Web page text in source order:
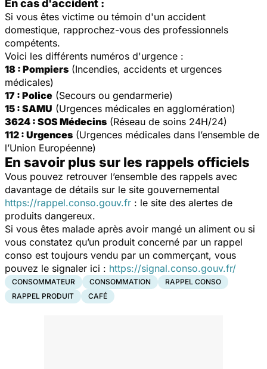
En cas d'accident :
Si vous êtes victime ou témoin d'un accident
domestique, rapprochez-vous des professionnels
compétents.
Voici les différents numéros d'urgence :
18 : Pompiers (Incendies, accidents et urgences
médicales)
17 : Police (Secours ou gendarmerie)
15 : SAMU (Urgences médicales en agglomération)
3624 : SOS Médecins (Réseau de soins 24H/24)
112 : Urgences (Urgences médicales dans l’ensemble de
l’Union Européenne)
En savoir plus sur les rappels officiels
Vous pouvez retrouver l’ensemble des rappels avec
davantage de détails sur le site gouvernemental
https://rappel.conso.gouv.fr : le site des alertes de
produits dangereux.
Si vous êtes malade après avoir mangé un aliment ou si
vous constatez qu’un produit concerné par un rappel
conso est toujours vendu par un commerçant, vous
pouvez le signaler ici : https://signal.conso.gouv.fr/
CONSOMMATEUR CONSOMMATION
RAPPEL CONSO
RAPPEL PRODUIT
CAFÉ